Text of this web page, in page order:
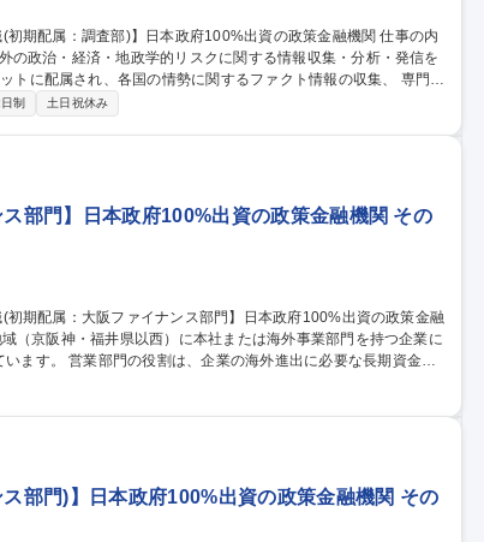
の政治・経済・地政学的リスクに関する情報収集・分析・発信を
配属され、各国の情勢に関するファクト情報の収集、 専門家
成などを担当。正確かつ中立的な分析を行い、経営判断を支え
制 土日祝休み
部門】日本政府100%出資の政策金融機関 その
必要な長期資金の
ど多岐にわたります。中堅・中小企業の海外事業を現地通貨建
ス部門】日本
部門)】日本政府100%出資の政策金融機関 その